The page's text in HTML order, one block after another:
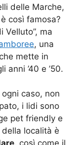
delle Marche,
così famosa?
Velluto”, ma
, una
mette in
anni ’40 e ’50.
caso, non
i lidi sono
pet friendly e
località è
, così come il